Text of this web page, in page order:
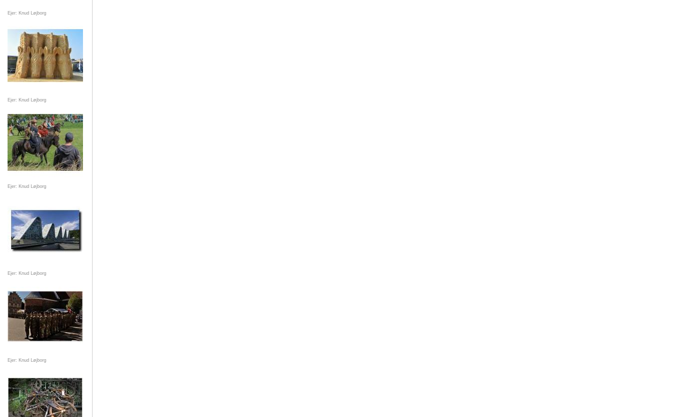
Ejer: Knud Løjborg
Ejer: Knud Løjborg
Ejer: Knud Løjborg
Ejer: Knud Løjborg
Ejer: Knud Løjborg